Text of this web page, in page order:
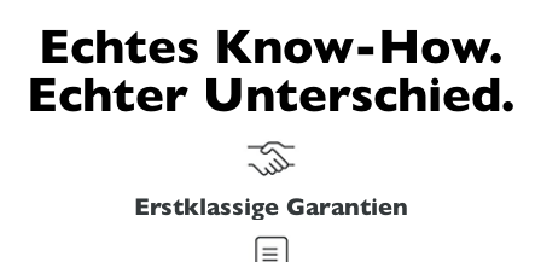
Echtes Know-How.
Echter Unterschied.
Erstklassige Garantien